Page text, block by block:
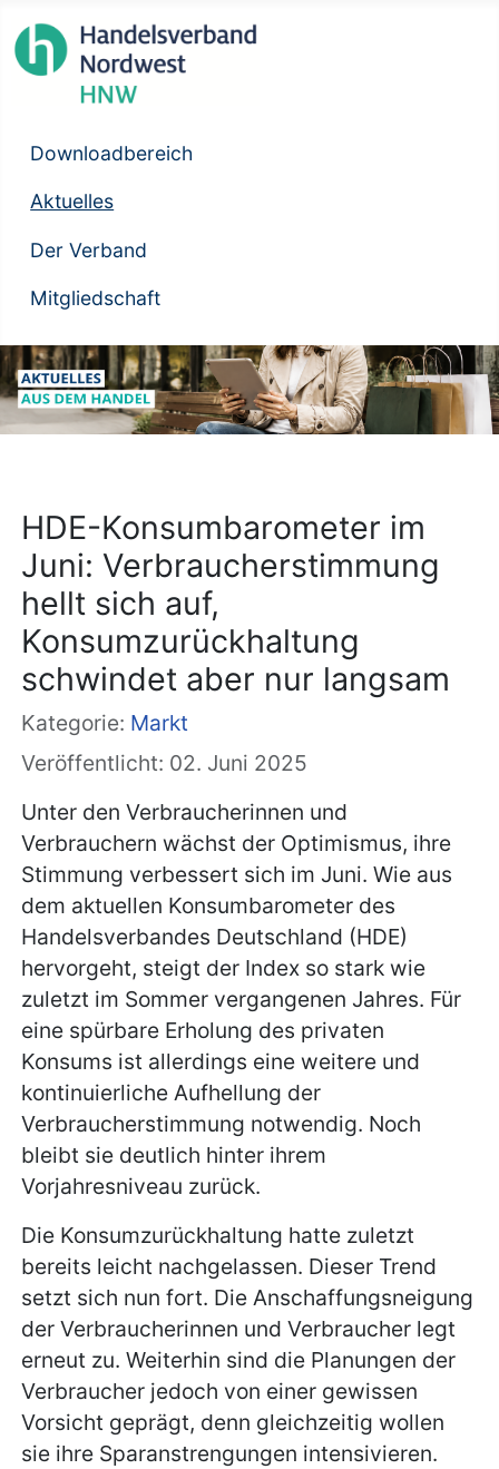
Downloadbereich
Aktuelles
Der Verband
Mitgliedschaft
HDE-Konsumbarometer im
Juni: Verbraucherstimmung
hellt sich auf,
Konsumzurückhaltung
schwindet aber nur langsam
Kategorie: Markt
Veröffentlicht: 02. Juni 2025
Unter den Verbraucherinnen und
Verbrauchern wächst der Optimismus, ihre
Stimmung verbessert sich im Juni. Wie aus
dem aktuellen Konsumbarometer des
Handelsverbandes Deutschland (HDE)
hervorgeht, steigt der Index so stark wie
zuletzt im Sommer vergangenen Jahres. Für
eine spürbare Erholung des privaten
Konsums ist allerdings eine weitere und
kontinuierliche Aufhellung der
Verbraucherstimmung notwendig. Noch
bleibt sie deutlich hinter ihrem
Vorjahresniveau zurück.
Die Konsumzurückhaltung hatte zuletzt
bereits leicht nachgelassen. Dieser Trend
setzt sich nun fort. Die Anschaffungsneigung
der Verbraucherinnen und Verbraucher legt
erneut zu. Weiterhin sind die Planungen der
Verbraucher jedoch von einer gewissen
Vorsicht geprägt, denn gleichzeitig wollen
sie ihre Sparanstrengungen intensivieren.